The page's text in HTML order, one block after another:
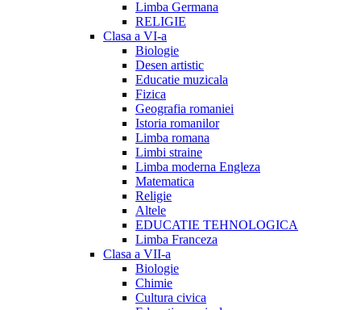
Limba Germana
RELIGIE
Clasa a VI-a
Biologie
Desen artistic
Educatie muzicala
Fizica
Geografia romaniei
Istoria romanilor
Limba romana
Limbi straine
Limba moderna Engleza
Matematica
Religie
Altele
EDUCATIE TEHNOLOGICA
Limba Franceza
Clasa a VII-a
Biologie
Chimie
Cultura civica